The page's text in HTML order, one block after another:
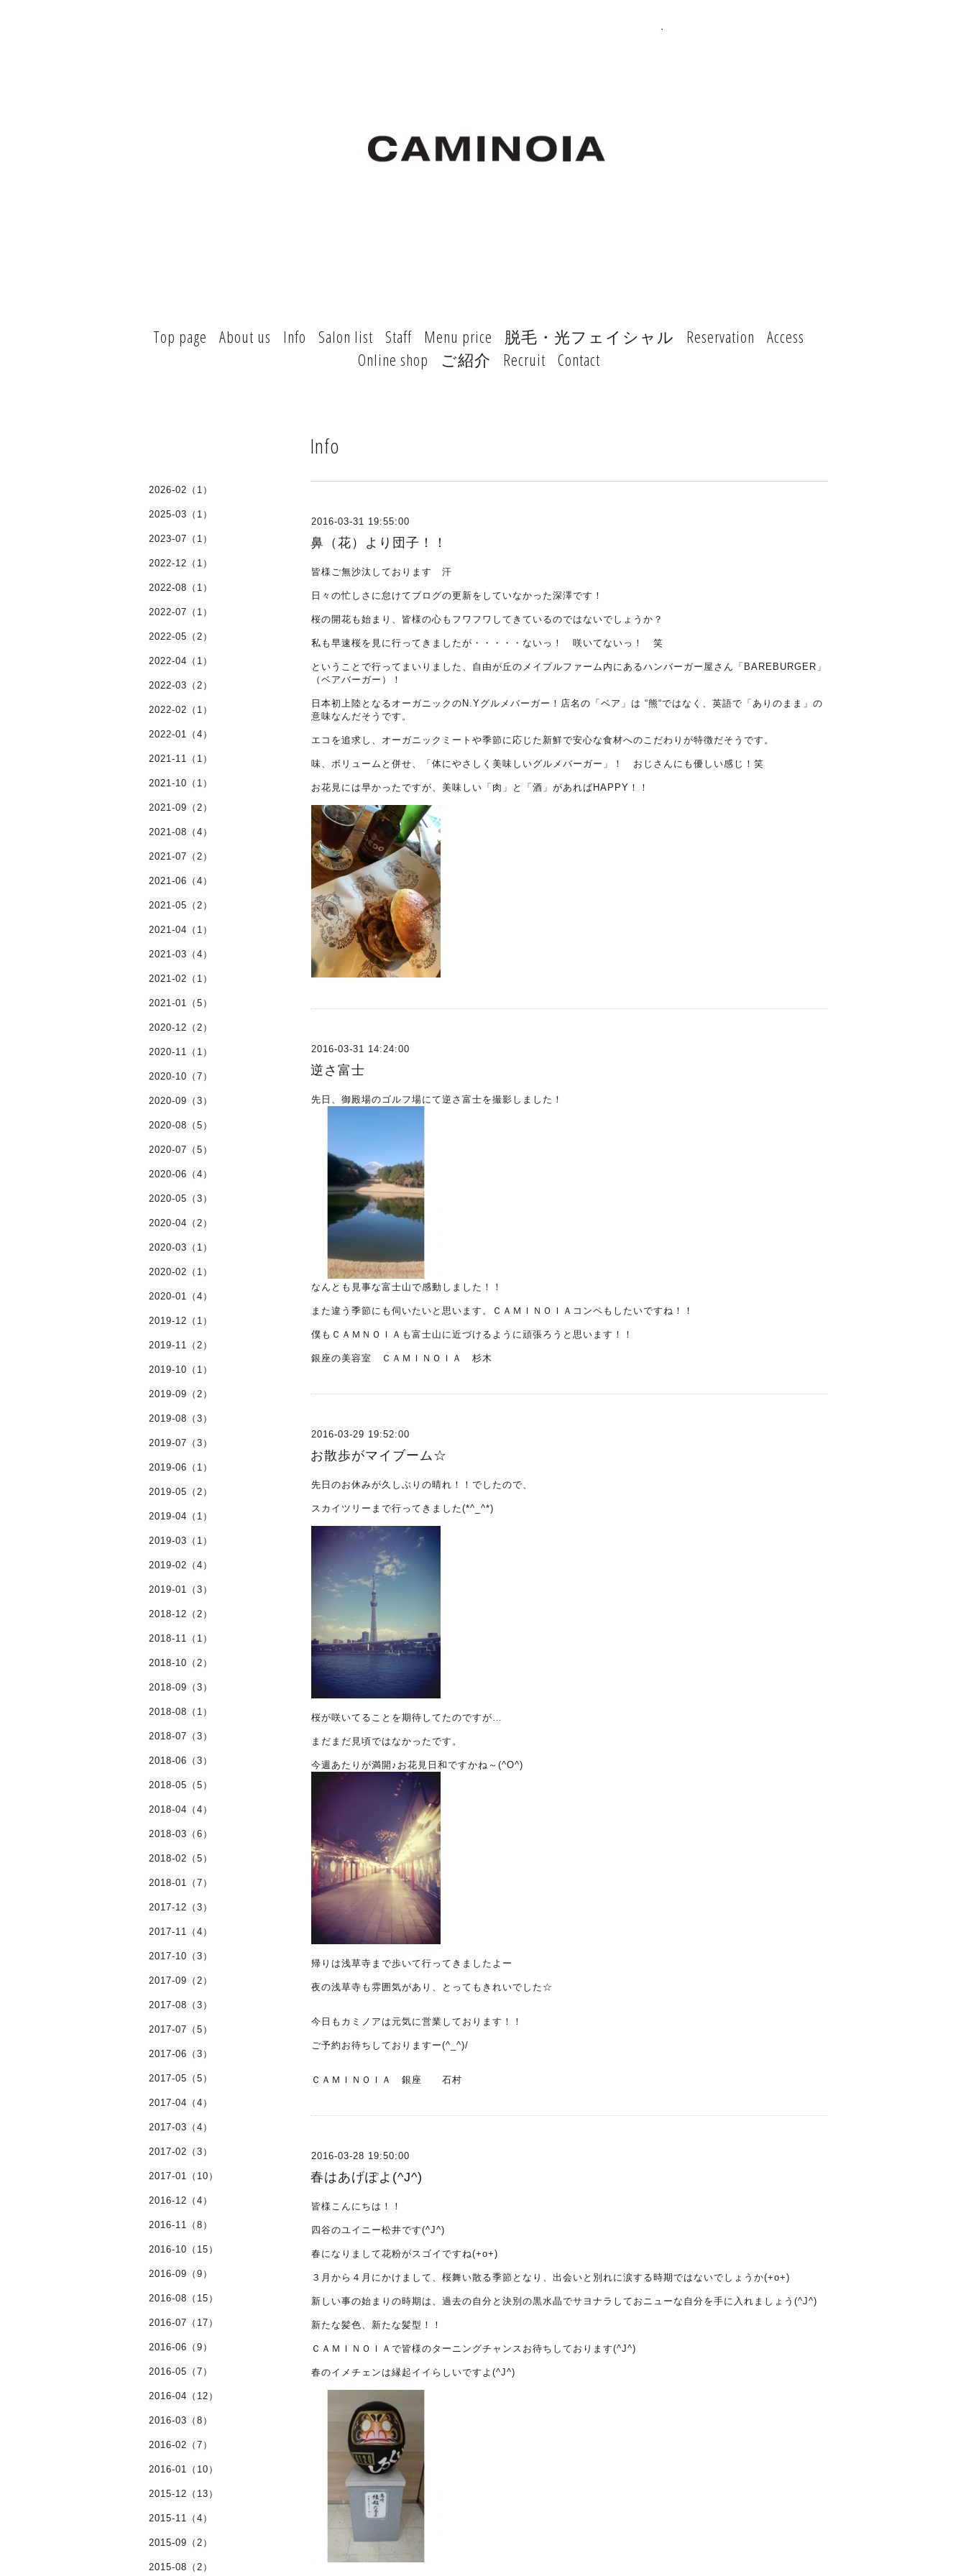
Top page About us Info Salon list Staff Menu price 脱毛・光フェイシャル Reservation
Access
Online shop
ご紹介 Recruit Contact
Info
2016-03-31 19:55:00
鼻（花）より団子！！
皆様ご無沙汰しております 汗
日々の忙しさに怠けてブログの更新をしていなかった深澤です！
桜の開花も始まり、皆様の心もフワフワしてきているのではないでしょうか？
私も早速桜を見に行ってきましたが・・・・・ないっ！ 咲いてないっ！ 笑
ということで行ってまいりました、自由が丘のメイプルファーム内にあるハンバーガー屋さん「BAREBURGER」
（ベアバーガー）！
日本初上陸となるオーガニックのN.Yグルメバーガー！店名の「ベア」は “熊“ではなく、英語で「ありのまま」の
意味なんだそうです。
エコを追求し、オーガニックミートや季節に応じた新鮮で安心な食材へのこだわりが特徴だそうです。
味、ボリュームと併せ、「体にやさしく美味しいグルメバーガー」！ おじさんにも優しい感じ！笑
お花見には早かったですが、美味しい「肉」と「酒」があればHAPPY！！
2016-03-31 14:24:00
逆さ富士
先日、御殿場のゴルフ場にて逆さ富士を撮影しました！
なんとも見事な富士山で感動しました！！
また違う季節にも伺いたいと思います。ＣＡＭＩＮＯＩＡコンペもしたいですね！！
僕もＣＡＭＮＯＩＡも富士山に近づけるように頑張ろうと思います！！
銀座の美容室 ＣＡＭＩＮＯＩＡ 杉木
2016-03-29 19:52:00
お散歩がマイブーム☆
先日のお休みが久しぶりの晴れ！！でしたので、
スカイツリーまで行ってきました(*^_^*)
桜が咲いてることを期待してたのですが…
まだまだ見頃ではなかったです。
今週あたりが満開♪お花見日和ですかね～(^O^)
帰りは浅草寺まで歩いて行ってきましたよー
夜の浅草寺も雰囲気があり、とってもきれいでした☆
今日もカミノアは元気に営業しております！！
ご予約お待ちしておりますー(^_^)/
ＣＡＭＩＮＯＩＡ 銀座 石村
2016-03-28 19:50:00
春はあげぽよ(^J^)
皆様こんにちは！！
四谷のユイニー松井です(^J^)
春になりまして花粉がスゴイですね(+o+)
３月から４月にかけまして、桜舞い散る季節となり、出会いと別れに涙する時期ではないでしょうか(+o+)
新しい事の始まりの時期は、過去の自分と決別の黒水晶でサヨナラしておニューな自分を手に入れましょう(^J^)
新たな髪色、新たな髪型！！
ＣＡＭＩＮＯＩＡで皆様のターニングチャンスお待ちしております(^J^)
春のイメチェンは縁起イイらしいですよ(^J^)
2026-02（1）
2025-03（1）
2023-07（1）
2022-12（1）
2022-08（1）
2022-07（1）
2022-05（2）
2022-04（1）
2022-03（2）
2022-02（1）
2022-01（4）
2021-11（1）
2021-10（1）
2021-09（2）
2021-08（4）
2021-07（2）
2021-06（4）
2021-05（2）
2021-04（1）
2021-03（4）
2021-02（1）
2021-01（5）
2020-12（2）
2020-11（1）
2020-10（7）
2020-09（3）
2020-08（5）
2020-07（5）
2020-06（4）
2020-05（3）
2020-04（2）
2020-03（1）
2020-02（1）
2020-01（4）
2019-12（1）
2019-11（2）
2019-10（1）
2019-09（2）
2019-08（3）
2019-07（3）
2019-06（1）
2019-05（2）
2019-04（1）
2019-03（1）
2019-02（4）
2019-01（3）
2018-12（2）
2018-11（1）
2018-10（2）
2018-09（3）
2018-08（1）
2018-07（3）
2018-06（3）
2018-05（5）
2018-04（4）
2018-03（6）
2018-02（5）
2018-01（7）
2017-12（3）
2017-11（4）
2017-10（3）
2017-09（2）
2017-08（3）
2017-07（5）
2017-06（3）
2017-05（5）
2017-04（4）
2017-03（4）
2017-02（3）
2017-01（10）
2016-12（4）
2016-11（8）
2016-10（15）
2016-09（9）
2016-08（15）
2016-07（17）
2016-06（9）
2016-05（7）
2016-04（12）
2016-03（8）
2016-02（7）
2016-01（10）
2015-12（13）
2015-11（4）
2015-09（2）
2015-08（2）